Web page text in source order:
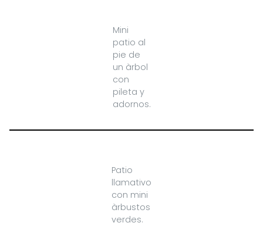
Mini
patio al
pie de
un àrbol
con
pileta y
adornos.
Patio
llamativo
con mini
àrbustos
verdes.